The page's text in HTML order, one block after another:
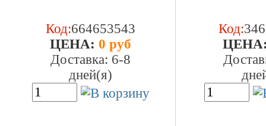
Код:664653543
ЦEHA: 0 руб
Доставка: 6-8
дней(я)
Код: